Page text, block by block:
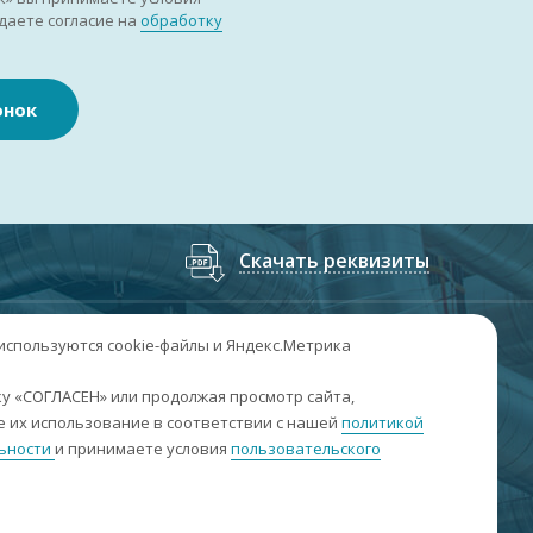
согласие на обработку
Скачать реквизиты
(3852) 50-60-74;+7 (3852) 50-60-73
Барнаул, пр. Ленина, 158А, Н1/204
вс: выходные
cookie-файлы и Яндекс.Метрика
«СОГЛАСЕН» или продолжая просмотр сайта,
использование в соответствии с нашей политикой
и принимаете условия пользовательского